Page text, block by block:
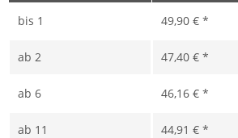
bis 1 49,90 € *
ab 2 47,40 € *
ab 6 46,16 € *
ab 11 44,91 € *